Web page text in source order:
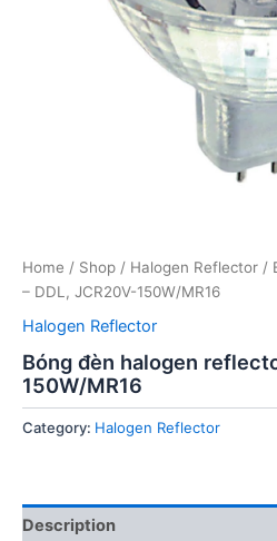
Home / Shop / Halogen Reflector /
– DDL, JCR20V-150W/MR16
Halogen Reflector
Bóng đèn halogen
150W/MR16
Category: Halogen Reflector
Description